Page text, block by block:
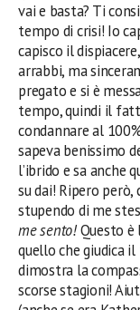
vaie basta? Ti
tempo di crisi! Io
capisco il
arrabbi, ma
pregato e si è
tempo, quindi il
condannareal
sapeva benissimo
l’ibrido e sa anche
su dai! Ripero però,
stupendo di me
me sento!Questo è
quello che giudica
dimostra la
scorse stagioni!